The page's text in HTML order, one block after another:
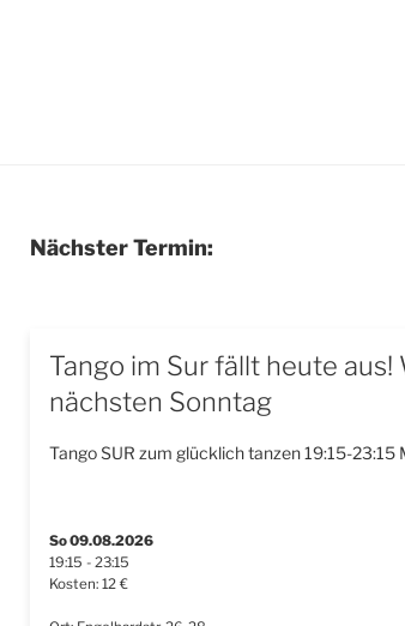
Nächster Termin:
Tango im Sur fällt heute aus!
nächsten Sonntag
Tango SUR zum glücklich tanzen 19:15-23:15
So 09.08.2026
19:15 - 23:15
Kosten: 12 €